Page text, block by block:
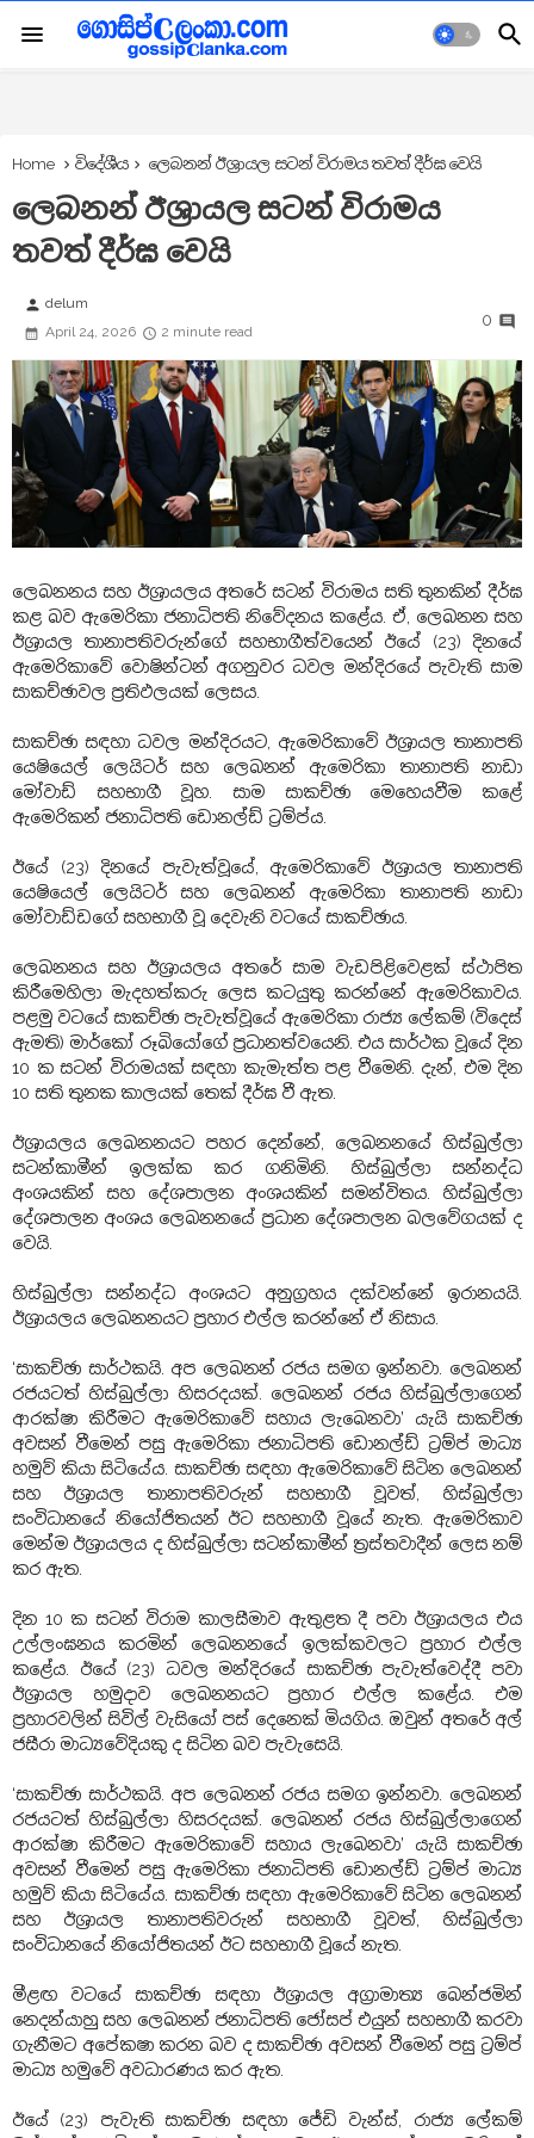
Home විදේශීය ලෙබනන් ඊශ්‍රායල සටන් විරාමය තවත් දීර්ඝ වෙයි
ලෙබනන් ඊශ්‍රායල සටන් විරාමය
තවත් දීර්ඝ වෙයි
person delum
April 24, 2026
2 minute read
0
ලෙබනනය සහ ඊශ්‍රායලය අතරේ සටන් විරාමය සති තුනකින් දීර්ඝ
කළ බව ඇමෙරිකා ජනාධිපති නිවේදනය කළේය. ඒ, ලෙබනන සහ
ඊශ්‍රායල තානාපතිවරුන්ගේ සහභාගීත්වයෙන් ඊයේ (23) දිනයේ
ඇමෙරිකාවේ වොෂින්ටන් අගනුවර ධවල මන්දිරයේ පැවැති සාම
සාකච්ඡාවල ප්‍රතිඵලයක් ලෙසය.
සාකච්ඡා සඳහා ධවල මන්දිරයට, ඇමෙරිකාවේ ඊශ්‍රායල තානාපති
යෙෂියෙල් ලෙයිටර් සහ ලෙබනන් ඇමෙරිකා තානාපති නාඩා
මෝවාඩ් සහභාගී වූහ. සාම සාකච්ඡා මෙහෙයවීම කළේ
ඇමෙරිකන් ජනාධිපති ඩොනල්ඩ් ට්‍රම්ප්ය.
ඊයේ (23) දිනයේ පැවැත්වූයේ, ඇමෙරිකාවේ ඊශ්‍රායල තානාපති
යෙෂියෙල් ලෙයිටර් සහ ලෙබනන් ඇමෙරිකා තානාපති නාඩා
මෝවාඩ්ඩගේ සහභාගී වූ දෙවැනි වටයේ සාකච්ඡාය.
ලෙබනනය සහ ඊශ්‍රායලය අතරේ සාම වැඩපිළිවෙළක් ස්ථාපිත
කිරීමෙහිලා මැදහත්කරු ලෙස කටයුතු කරන්නේ ඇමෙරිකාවය.
පළමු වටයේ සාකච්ඡා පැවැත්වූයේ ඇමෙරිකා රාජ්‍ය ලේකම් (විදෙස්
ඇමති) මාර්කෝ රූබියෝගේ ප්‍රධානත්වයෙනි. එය සාර්ථක වූයේ දින
10 ක සටන් විරාමයක් සඳහා කැමැත්ත පළ වීමෙනි. දැන්, එම දින
10 සති තුනක කාලයක් තෙක් දීර්ඝ වී ඇත.
ඊශ්‍රායලය ලෙබනනයට පහර දෙන්නේ, ලෙබනනයේ හිස්බුල්ලා
සටන්කාමීන් ඉලක්ක කර ගනිමිනි. හිස්බුල්ලා සන්නද්ධ
අංශයකින් සහ දේශපාලන අංශයකින් සමන්විතය. හිස්බුල්ලා
දේශපාලන අංශය ලෙබනනයේ ප්‍රධාන දේශපාලන බලවේගයක් ද
වෙයි.
හිස්බුල්ලා සන්නද්ධ අංශයට අනුග්‍රහය දක්වන්නේ ඉරානයයි.
ඊශ්‍රායලය ලෙබනනයට ප්‍රහාර එල්ල කරන්නේ ඒ නිසාය.
‘සාකච්ඡා සාර්ථකයි. අප ලෙබනන් රජය සමග ඉන්නවා. ලෙබනන්
රජයටත් හිස්බුල්ලා හිසරදයක්. ලෙබනන් රජය හිස්බුල්ලාගෙන්
ආරක්ෂා කිරීමට ඇමෙරිකාවේ සහාය ලැබෙනවා’ යැයි සාකච්ඡා
අවසන් වීමෙන් පසු ඇමෙරිකා ජනාධිපති ඩොනල්ඩ් ට්‍රම්ප් මාධ්‍ය
හමුව් කියා සිටියේය. සාකච්ඡා සඳහා ඇමෙරිකාවේ සිටින ලෙබනන්
සහ ඊශ්‍රායල තානාපතිවරුන් සහභාගී වූවත්, හිස්බුල්ලා
සංවිධානයේ නියෝජිතයන් ඊට සහභාගී වූයේ නැත. ඇමෙරිකාව
මෙන්ම ඊශ්‍රායලය ද හිස්බුල්ලා සටන්කාමීන් ත්‍රස්තවාදීන් ලෙස නම්
කර ඇත.
දින 10 ක සටන් විරාම කාලසීමාව ඇතුළත දී පවා ඊශ්‍රායලය එය
උල්ලංඝනය කරමින් ලෙබනනයේ ඉලක්කවලට ප්‍රහාර එල්ල
කළේය. ඊයේ (23) ධවල මන්දිරයේ සාකච්ඡා පැවැත්වෙද්දී පවා
ඊශ්‍රායල හමුදාව ලෙබනනයට ප්‍රහාර එල්ල කළේය. එම
ප්‍රහාරවලින් සිවිල් වැසියෝ පස් දෙනෙක් මියගිය. ඔවුන් අතරේ අල්
ජසීරා මාධ්‍යවේදියකු ද සිටින බව පැවැසෙයි.
‘සාකච්ඡා සාර්ථකයි. අප ලෙබනන් රජය සමග ඉන්නවා. ලෙබනන්
රජයටත් හිස්බුල්ලා හිසරදයක්. ලෙබනන් රජය හිස්බුල්ලාගෙන්
ආරක්ෂා කිරීමට ඇමෙරිකාවේ සහාය ලැබෙනවා’ යැයි සාකච්ඡා
අවසන් වීමෙන් පසු ඇමෙරිකා ජනාධිපති ඩොනල්ඩ් ට්‍රම්ප් මාධ්‍ය
හමුව් කියා සිටියේය. සාකච්ඡා සඳහා ඇමෙරිකාවේ සිටින ලෙබනන්
සහ ඊශ්‍රායල තානාපතිවරුන් සහභාගී වූවත්, හිස්බුල්ලා
සංවිධානයේ නියෝජිතයන් ඊට සහභාගී වූයේ නැත.
මීළඟ වටයේ සාකච්ඡා සඳහා ඊශ්‍රායල අග්‍රාමාත්‍ය බෙන්ජමින්
නෙදන්යාහු සහ ලෙබනන් ජනාධිපති ජෝසප් එයුන් සහභාගී කරවා
ගැනීමට අපේකෂා කරන බව ද සාකච්ඡා අවසන් වීමෙන් පසු ට්‍රම්ප්
මාධ්‍ය හමුවේ අවධාරණය කර ඇත.
ඊයේ (23) පැවැති සාකච්ඡා සඳහා ජේඩි වැන්ස්, රාජ්‍ය ලේකම්